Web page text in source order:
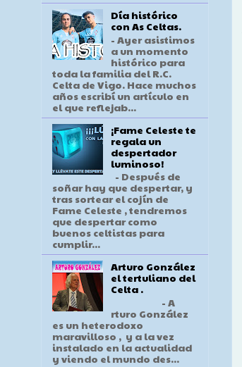
Día histórico
con As Celtas.
- Ayer asistimos
a un momento
histórico para
toda la familia del R.C.
Celta de Vigo. Hace muchos
años escribí un artículo en
el que reflejab...
¡Fame Celeste te
regala un
despertador
luminoso!
- Después de
soñar hay que despertar, y
tras sortear el cojín de
Fame Celeste , tendremos
que despertar como
buenos celtistas para
cumplir...
Arturo González
el tertuliano del
Celta .
- A
rturo González
es un heterodoxo
maravilloso , y a la vez
instalado en la actualidad
y viendo el mundo des...